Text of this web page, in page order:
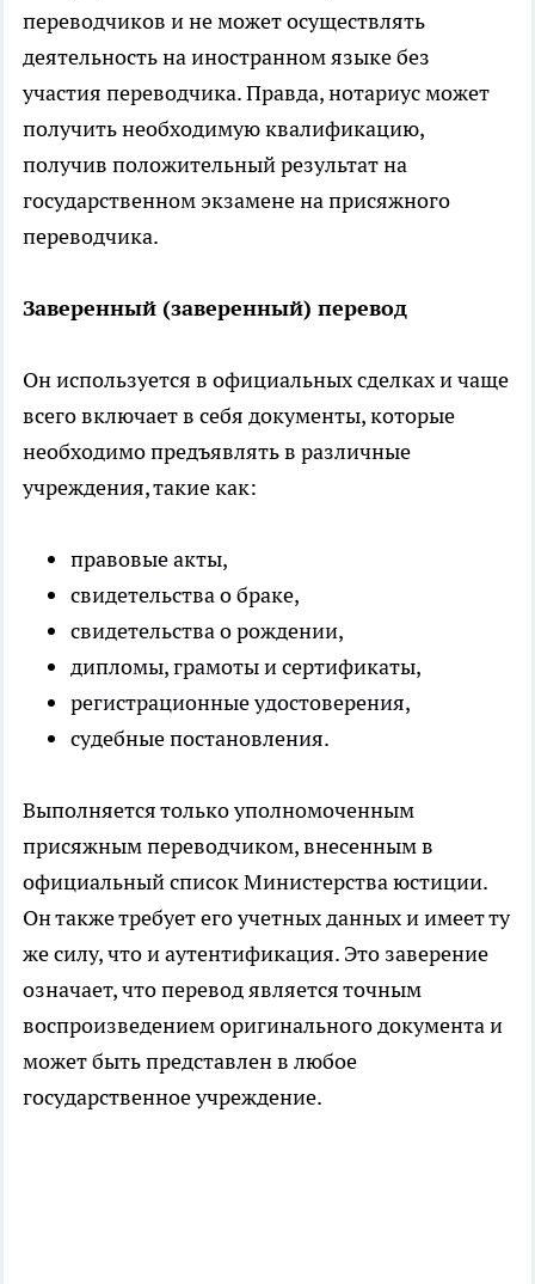
переводчиков и не может осуществлять
деятельность на иностранном языке без
участия переводчика. Правда, нотариус может
получить необходимую квалификацию,
получив положительный результат на
государственном экзамене на присяжного
переводчика.
Заверенный (заверенный) перевод
Он используется в официальных сделках и чаще
всего включает в себя документы, которые
необходимо предъявлять в различные
учреждения, такие как:
правовые акты,
свидетельства о браке,
свидетельства о рождении,
дипломы, грамоты и сертификаты,
регистрационные удостоверения,
судебные постановления.
Выполняется только уполномоченным
присяжным переводчиком, внесенным в
официальный список Министерства юстиции.
Он также требует его учетных данных и имеет ту
же силу, что и аутентификация. Это заверение
означает, что перевод является точным
воспроизведением оригинального документа и
может быть представлен в любое
государственное учреждение.